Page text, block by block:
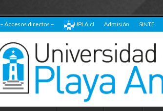
– Accesos directos – UPLA.cl Admisión SINTE